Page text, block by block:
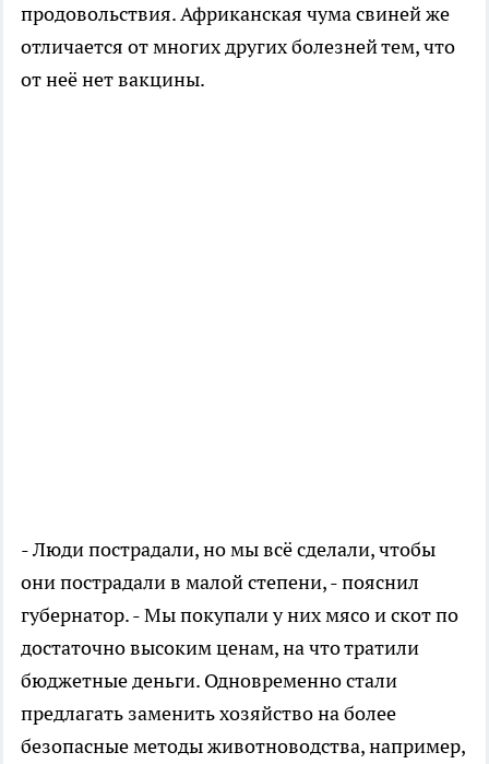
продовольствия. Африканская чума свиней же
отличается от многих других болезней тем, что
от неё нет вакцины.
- Люди пострадали, но мы всё сделали, чтобы
они пострадали в малой степени, - пояснил
губернатор. - Мы покупали у них мясо и скот по
достаточно высоким ценам, на что тратили
бюджетные деньги. Одновременно стали
предлагать заменить хозяйство на более
безопасные методы животноводства, например,